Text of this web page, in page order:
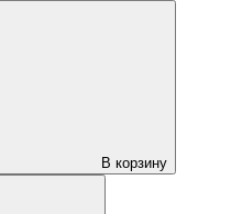
В корзину